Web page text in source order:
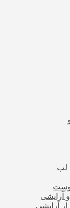
لب
آرایشی
آرایشی